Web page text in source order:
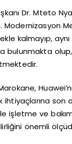
Dr. Mteto
Modernizasyon
kalmayıp,
bulunmakta
son
işletme ve
önemli